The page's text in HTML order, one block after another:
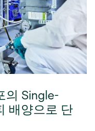
의 Single-
배양으로 단